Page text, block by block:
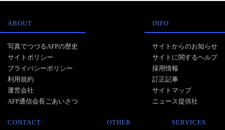
ABOUT
写真でつづるAFPの歴史
サイトポリシー
プライバシーポリシー
利用規約
運営会社
AFP通信会長ごあいさつ
INFO
サイトからのお知らせ
サイトに関するヘルプ
採用情報
訂正記事
サイトマップ
ニュース提供社
CONTACT OTHER SERVICES